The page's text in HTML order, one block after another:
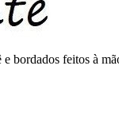
e bordados feitos à